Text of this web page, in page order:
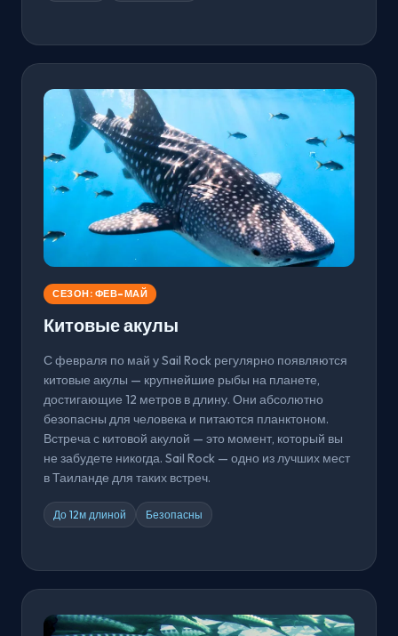
СЕЗОН: ФЕВ–МАЙ
Китовые акулы
С февраля по май у Sail Rock регулярно появляются
китовые акулы — крупнейшие рыбы на планете,
достигающие 12 метров в длину. Они абсолютно
безопасны для человека и питаются планктоном.
Встреча с китовой акулой — это момент, который вы
не забудете никогда. Sail Rock — одно из лучших мест
в Таиланде для таких встреч.
До 12м длиной Безопасны